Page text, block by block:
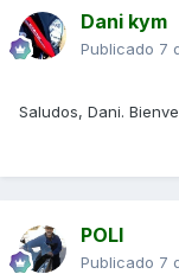
Dani kym
Publicado 7
Saludos, Dani.
POLI
Publicado 7